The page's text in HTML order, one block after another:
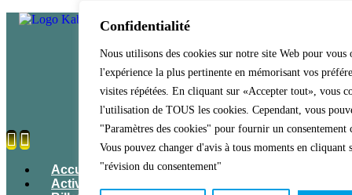
Confidentialité
Nous utilisons des cookies sur notre site Web pour
l'expérience la plus pertinente en mémorisant vos
visites répétées. En cliquant sur «Accepter tout», vous
l'utilisation de TOUS les cookies. Cependant, vous
"Paramètres des cookies" pour fournir un consentement
Vous pouvez changer d'avis à tous moments en cliquant
"révision du consentement"
Accueil
Activités & Inscriptions